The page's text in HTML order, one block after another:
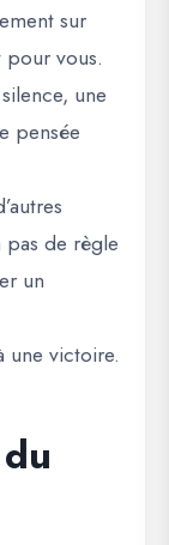
sur
vous.
une
pensée
de règle
un
une victoire.